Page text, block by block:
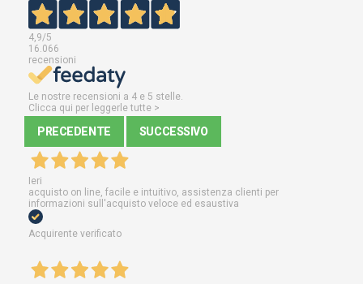
4,9/5
16.066
recensioni
Le nostre recensioni a 4 e 5 stelle.
Clicca qui per leggerle tutte >
PRECEDENTE SUCCESSIVO
Ieri
acquisto on line, facile e intuitivo, assistenza clienti per
informazioni sull'acquisto veloce ed esaustiva
Acquirente verificato